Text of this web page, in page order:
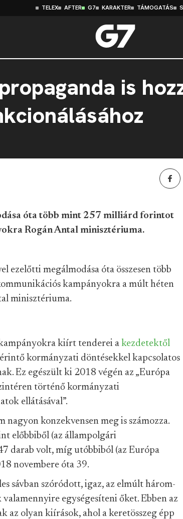
TELEX AFTER G7 KARAKTER TÁMOGATÁS
is
óta több mint 257 milliárd forintot
Rogán Antal minisztériuma.
ezelőtti megálmodása óta összesen több
kampányokra a múlt héten
minisztériuma.
kiírt tenderei a kezdetektől
kormányzati döntésekkel kapcsolatos
Ez egészült ki 2018 végén az „Európa
történő kormányzati
ellátásával”.
nagyon konzekvensen meg is számozza.
előbbiből (az állampolgári
darab volt, míg utóbbiból (az Európa
novembere óta 39.
sávban szóródott, igaz, az elmúlt három-
egységesíteni őket. Ebben az
az olyan kiírások, ahol a keretösszeg épp